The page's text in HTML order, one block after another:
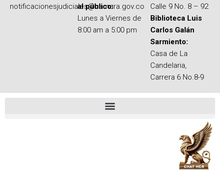
notificacionesjudiciales@camara.gov.co
al público:
Lunes a Viernes de
8:00 am a 5:00 pm
Calle 9 No. 8 – 92
Biblioteca Luis
Carlos Galán
Sarmiento:
Casa de La
Candelaria,
Carrera 6 No.8-9